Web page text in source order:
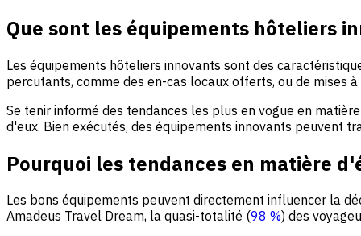
Que sont les équipements hôteliers
Les équipements hôteliers innovants sont des
percutants, comme des en-cas locaux offerts, ou de mises
Se tenir informé des tendances les plus en vogue en
d'eux. Bien exécutés, des équipements innovants peuvent
Pourquoi les tendances en matière
Les bons équipements peuvent directement influencer la
Amadeus Travel Dream, la quasi-totalité (98 %) des